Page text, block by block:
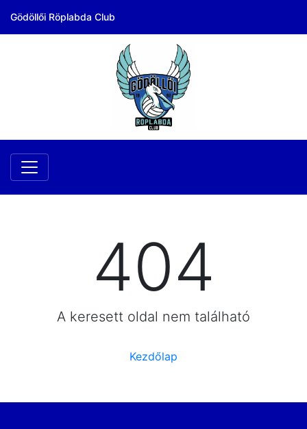
Gödöllői Röplabda Club
404
A keresett oldal nem található
Kezdőlap